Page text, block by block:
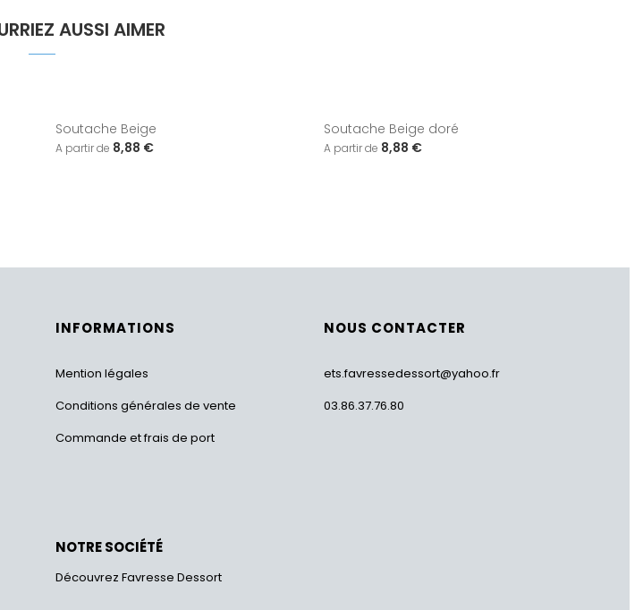
AUSSI AIMER
Soutache Beige
8,88 €
Soutache Beige doré
8,88 €
INFORMATIONS
Mention légales
Conditions générales de vente
Commande et frais de port
NOUS CONTACTER
ets.favressedessort@yahoo.fr
03.86.37.76.80
NOTRE SOCIÉTÉ
Découvrez Favresse Dessort